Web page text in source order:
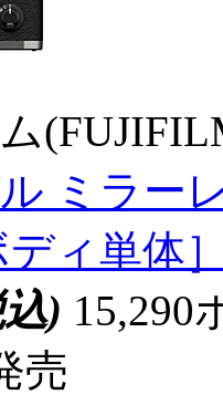
ミラー
ィ単体
) 15,290
売